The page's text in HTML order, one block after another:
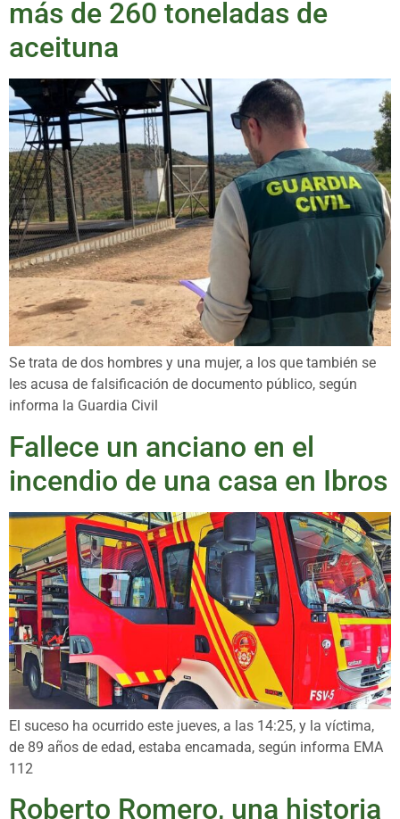
más de 260 toneladas de
aceituna
Se trata de dos hombres y una mujer, a los que también se
les acusa de falsificación de documento público, según
informa la Guardia Civil
Fallece un anciano en el
incendio de una casa en Ibros
El suceso ha ocurrido este jueves, a las 14:25, y la víctima,
de 89 años de edad, estaba encamada, según informa EMA
112
Roberto Romero, una historia